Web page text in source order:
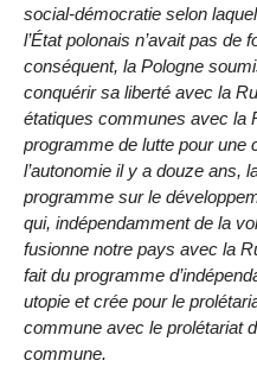
social-démocratie selon
l’État polonais n’avait pas de
conséquent, la Pologne
conquérir sa liberté avec la
étatiques communes avec la
programme de lutte pour une
l’autonomie il y a douze ans,
programme sur le
qui, indépendamment de la
fusionne notre pays avec la
fait du programme
utopie et crée pour le
commune avec le prolétariat
commune.